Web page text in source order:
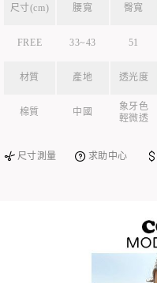
尺寸(cm) 腰寬 臀寬
FREE 33~43 51
材質 產地 透光度
棉質 中國
象牙色
輕微透
尺寸測量 求助中心